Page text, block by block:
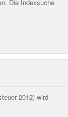
Die Indexsuche
2012) wird